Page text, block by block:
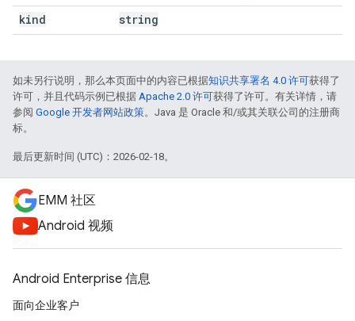
kind string
如未另行说明，那么本页面中的内容已根据知识共享署名 4.0 许可获得了
许可，并且代码示例已根据 Apache 2.0 许可获得了许可。有关详情，请
参阅 Google 开发者网站政策。Java 是 Oracle 和/或其关联公司的注册商
标。
最后更新时间 (UTC)：2026-02-18。
EMM 社区
Android 视频
Android Enterprise 信息
面向企业客户